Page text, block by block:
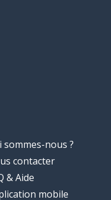
sommes-nous ?
contacter
& Aide
mobile